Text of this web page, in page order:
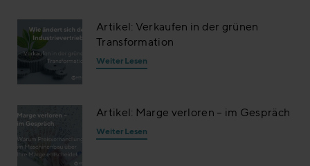
Artikel: Verkaufen in der grünen
Transformation
Weiter Lesen
Artikel: Marge verloren – im Gespräch
Weiter Lesen